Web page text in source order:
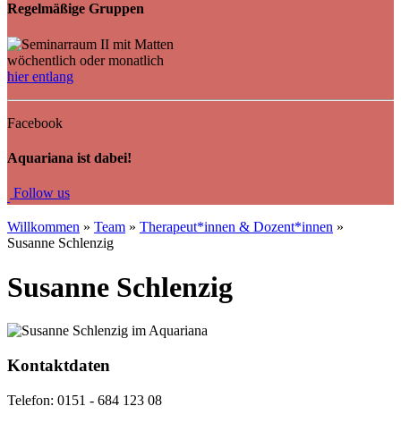
Regelmäßige Gruppen
wöchentlich oder monatlich
hier entlang
Facebook
Aquariana ist dabei!
Follow us
Willkommen » Team » Therapeut*innen & Dozent*innen »
Susanne Schlenzig
Susanne Schlenzig
Kontaktdaten
Telefon: 0151 - 684 123 08